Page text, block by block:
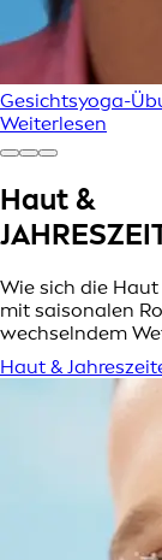
Gesichtsyoga-
Weiterlesen
Haut &
Wie sich die
mit saisonalen
wechselndem
Haut &